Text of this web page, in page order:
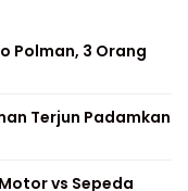
Polman, 3 Orang
Terjun Padamkan
vs Sepeda